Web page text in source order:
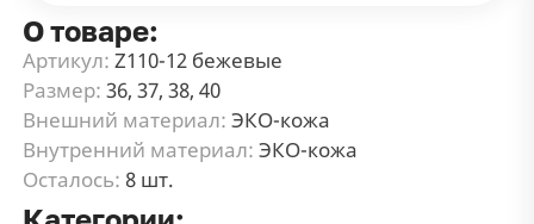
О товаре:
Артикул: Z110-12 бежевые
Размер: 36, 37, 38, 40
Внешний материал: ЭКО-кожа
Внутренний материал: ЭКО-кожа
Осталось: 8 шт.